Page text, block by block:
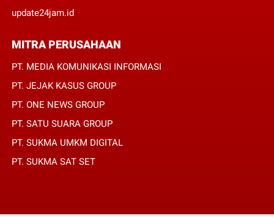
update24jam.id
MITRA PERUSAHAAN
PT. MEDIA KOMUNIKASI INFORMASI
PT. JEJAK KASUS GROUP
PT. ONE NEWS GROUP
PT. SATU SUARA GROUP
PT. SUKMA UMKM DIGITAL
PT. SUKMA SAT SET